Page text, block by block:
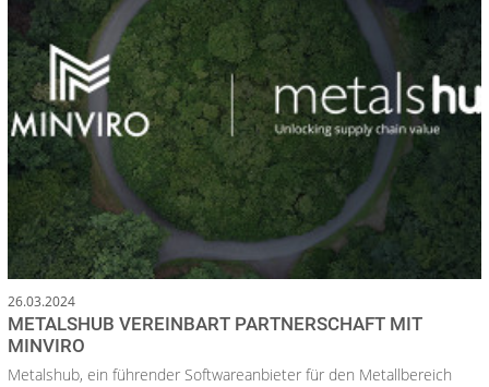
26.03.2024
METALSHUB VEREINBART PARTNERSCHAFT MIT
MINVIRO
Metalshub, ein führender Softwareanbieter für den Metallbereich